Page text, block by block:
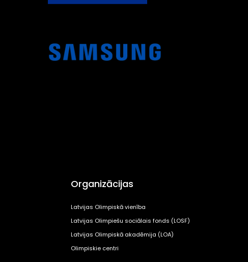
Organizācijas
Latvijas Olimpiskā vienība
Latvijas Olimpiešu sociālais fonds (LOSF)
Latvijas Olimpiskā akadēmija (LOA)
Olimpiskie centri